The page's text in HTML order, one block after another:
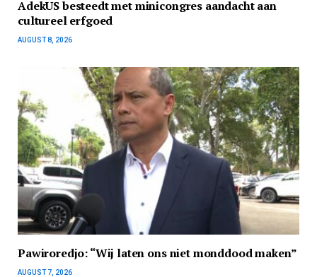
AdekUS besteedt met minicongres aandacht aan
cultureel erfgoed
AUGUST 8, 2026
Pawiroredjo: “Wij laten ons niet monddood maken”
AUGUST 7, 2026